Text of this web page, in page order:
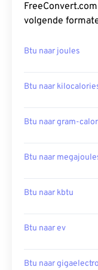
volgende
Btu naar joules
Btu naar
Btu naar gram-
Btu naar
Btu naar kbtu
Btu naar ev
Btu naar